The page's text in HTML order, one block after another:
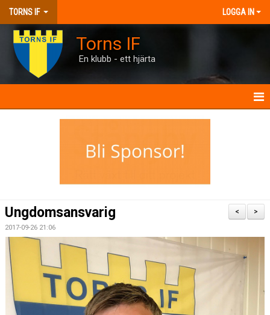
TORNS IF LOGGA IN
Torns IF
En klubb - ett hjärta
MATCHER
BILJETTER
TORN I SAMHÄLLET
ARRANGEMANG
>
<
Ungdomsansvarig
2017-09-26 21:06